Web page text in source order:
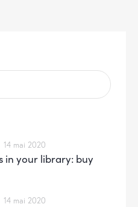
14 mai 2020
in your library: buy
14 mai 2020